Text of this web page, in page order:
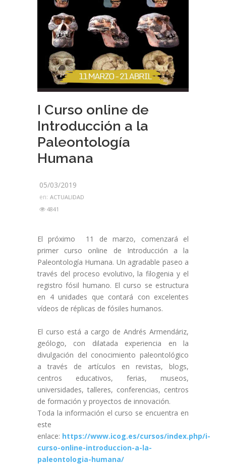
I Curso online de
Introducción a la
Paleontología
Humana
05/03/2019
en: ACTUALIDAD
4841
El próximo 11 de marzo, comenzará el
primer curso online de Introducción a la
Paleontología Humana. Un agradable paseo a
través del proceso evolutivo, la filogenia y el
registro fósil humano. El curso se estructura
en 4 unidades que contará con excelentes
vídeos de réplicas de fósiles humanos.
El curso está a cargo de Andrés Armendáriz,
geólogo, con dilatada experiencia en la
divulgación del conocimiento paleontológico
a través de artículos en revistas, blogs,
centros educativos, ferias, museos,
universidades, talleres, conferencias, centros
de formación y proyectos de innovación.
Toda la información el curso se encuentra en
este
enlace: https://www.icog.es/cursos/index.php/i-
curso-online-introduccion-a-la-
paleontologia-humana/